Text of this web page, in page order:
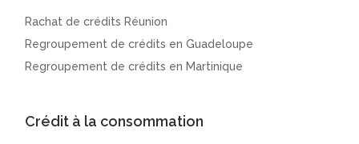
Rachat de crédits Réunion
Regroupement de crédits en Guadeloupe
Regroupement de crédits en Martinique
Crédit à la consommation